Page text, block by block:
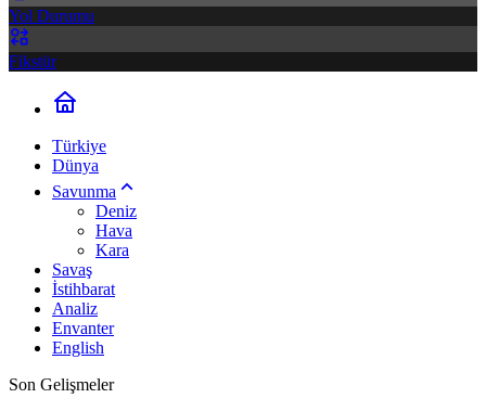
Yol Durumu
Fikstür
Türkiye
Dünya
Savunma
Deniz
Hava
Kara
Savaş
İstihbarat
Analiz
Envanter
English
Son Gelişmeler